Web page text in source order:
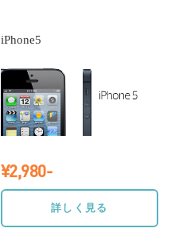
iPhone5
¥2,980-
詳しく見る